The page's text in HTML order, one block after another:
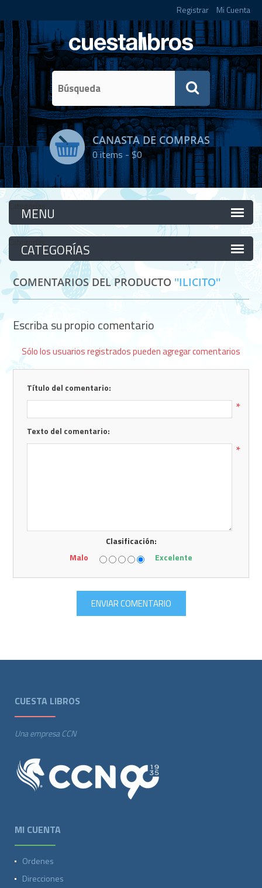
Registrar Mi Cuenta
CANASTA DE COMPRAS
0items -$0
Categorías
Categorías
COMENTARIOS DEL PRODUCTO ILICITO
Escriba su propio comentario
Sólo los usuarios registrados pueden agregar comentarios
Título del comentario:
*
Texto del comentario:
*
Clasificación:
Malo
Excelente
CUESTA LIBROS
Una empresa CCN
MI CUENTA
Ordenes
Direcciones